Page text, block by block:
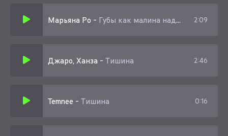
Но оказалось я её люблю не один
Mom and Diki, Mom and Dayman, Mom and Make вместе с
Корабли моей гавани меньше чем стаканы.
Марьяна Ро - Губы как малина надувают бабл гам (speed up) 2:09
Джаро, Ханза - Тишина 2:46
Temnee - Тишина 0:16